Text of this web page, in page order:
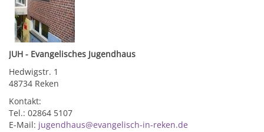
JUH - Evangelisches Jugendhaus
Hedwigstr. 1
48734 Reken
Kontakt:
Tel.: 02864 5107
E-Mail: jugendhaus@evangelisch-in-reken.de